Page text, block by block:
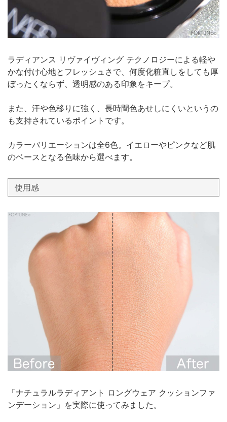
ラディアンス リヴァイヴィング テクノロジーによる軽や
かな付け心地とフレッシュさで、何度化粧直しをしても厚
ぼったくならず、透明感のある印象をキープ。
また、汗や色移りに強く、長時間色あせしにくいというの
も支持されているポイントです。
カラーバリエーションは全6色。イエローやピンクなど肌
のベースとなる色味から選べます。
使用感
「ナチュラルラディアント ロングウェア クッションファ
ンデーション」を実際に使ってみました。